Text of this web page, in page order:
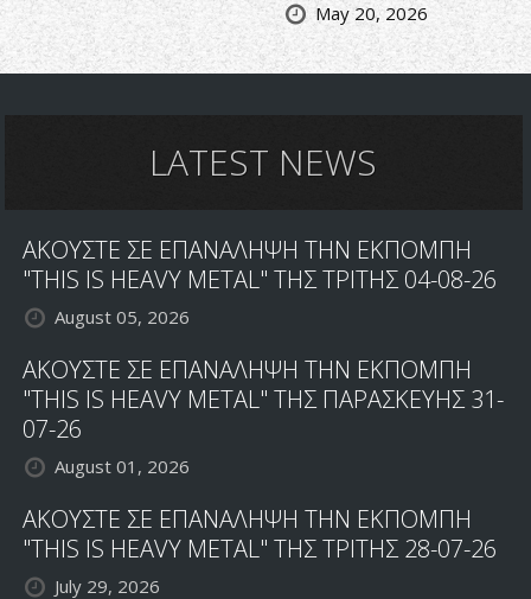
May 20, 2026
LATEST NEWS
ΑΚΟΥΣΤΕ ΣΕ ΕΠΑΝΑΛΗΨΗ ΤΗΝ ΕΚΠΟΜΠΗ
"THIS IS HEAVY METAL" ΤΗΣ ΤΡΙΤΗΣ 04-08-26
August 05, 2026
ΑΚΟΥΣΤΕ ΣΕ ΕΠΑΝΑΛΗΨΗ ΤΗΝ ΕΚΠΟΜΠΗ
"THIS IS HEAVY METAL" ΤΗΣ ΠΑΡΑΣΚΕΥΗΣ 31-
07-26
August 01, 2026
ΑΚΟΥΣΤΕ ΣΕ ΕΠΑΝΑΛΗΨΗ ΤΗΝ ΕΚΠΟΜΠΗ
"THIS IS HEAVY METAL" ΤΗΣ ΤΡΙΤΗΣ 28-07-26
July 29, 2026